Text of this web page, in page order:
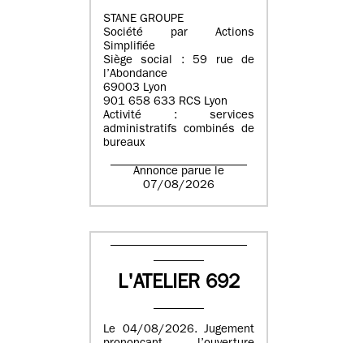
STANE GROUPE
Société par Actions
Simplifiée
Siège social : 59 rue de
l’Abondance
69003 Lyon
901 658 633 RCS Lyon
Activité : services
administratifs combinés de
bureaux
Annonce parue le
07/08/2026
L'ATELIER 692
Le 04/08/2026. Jugement